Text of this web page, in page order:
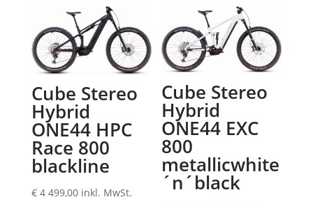
Cube Stereo
Hybrid
ONE44 HPC
Race 800
blackline
€4 499,00 inkl. MwSt.
Cube Stereo
Hybrid
ONE44 EXC
800
metallicwhite
´n´black